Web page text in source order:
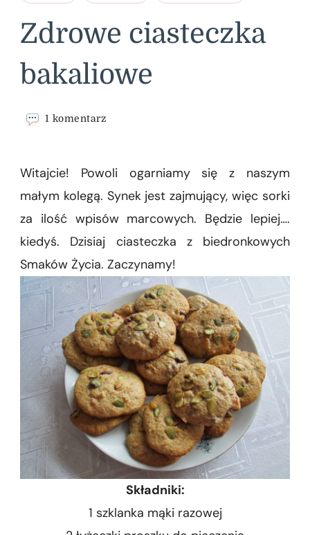
Zdrowe ciasteczka
bakaliowe
1 komentarz
Witajcie! Powoli ogarniamy się z naszym
małym kolegą. Synek jest zajmujący, więc sorki
za ilość wpisów marcowych. Będzie lepiej….
kiedyś. Dzisiaj ciasteczka z biedronkowych
Smaków Życia. Zaczynamy!
Składniki:
1 szklanka mąki razowej